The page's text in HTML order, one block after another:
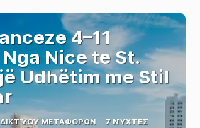
4–11
Nice te St.
Udhëtim me Stil
ΔΙΚΤΎΟΥ ΜΕΤΑΦΟΡΏΝ 7 ΝΎΧΤΕΣ